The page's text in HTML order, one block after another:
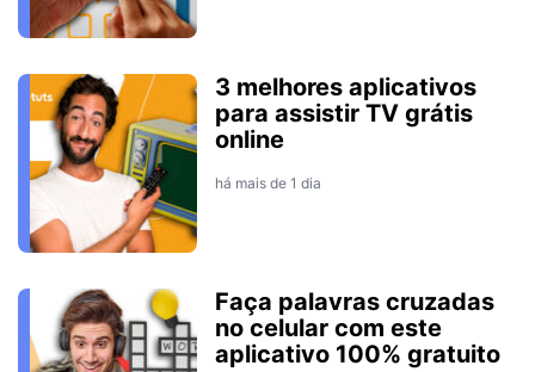
3 melhores aplicativos
para assistir TV grátis
online
há mais de 1 dia
Faça palavras cruzadas
no celular com este
aplicativo 100% gratuito